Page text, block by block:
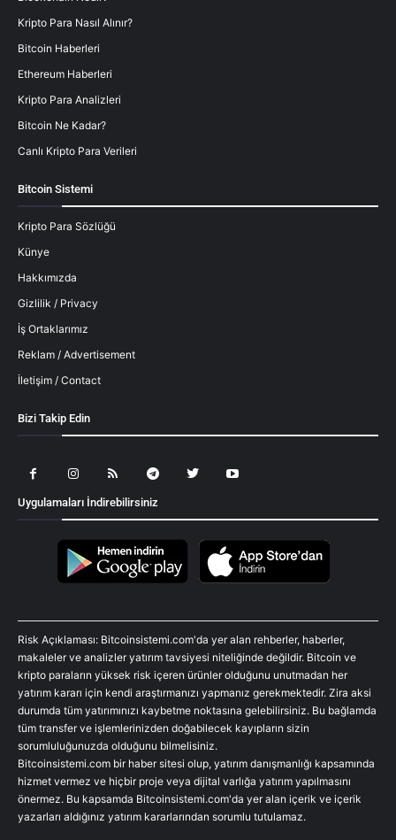
Kripto Para Nasıl Alınır?
Bitcoin Haberleri
Ethereum Haberleri
Kripto Para Analizleri
Bitcoin Ne Kadar?
Canlı Kripto Para Verileri
Bitcoin Sistemi
Kripto Para Sözlüğü
Künye
Hakkımızda
Gizlilik / Privacy
İş Ortaklarımız
Reklam / Advertisement
İletişim / Contact
Bizi Takip Edin
Uygulamaları İndirebilirsiniz
Risk Açıklaması: Bitcoinsistemi.com'da yer alan rehberler, haberler,
makaleler ve analizler yatırım tavsiyesi niteliğinde değildir. Bitcoin ve
kripto paraların yüksek risk içeren ürünler olduğunu unutmadan her
yatırım kararı için kendi araştırmanızı yapmanız gerekmektedir. Zira aksi
durumda tüm yatırımınızı kaybetme noktasına gelebilirsiniz. Bu bağlamda
tüm transfer ve işlemlerinizden doğabilecek kayıpların sizin
sorumluluğunuzda olduğunu bilmelisiniz.
Bitcoinsistemi.com bir haber sitesi olup, yatırım danışmanlığı kapsamında
hizmet vermez ve hiçbir proje veya dijital varlığa yatırım yapılmasını
önermez. Bu kapsamda Bitcoinsistemi.com'da yer alan içerik ve içerik
yazarları aldığınız yatırım kararlarından sorumlu tutulamaz.